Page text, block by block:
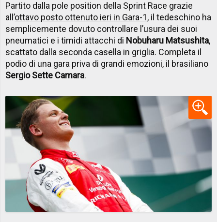
Partito dalla pole position della Sprint Race grazie
all’ottavo posto ottenuto ieri in Gara-1, il tedeschino ha
semplicemente dovuto controllare l’usura dei suoi
pneumatici e i timidi attacchi di Nobuharu Matsushita,
scattato dalla seconda casella in griglia. Completa il
podio di una gara priva di grandi emozioni, il brasiliano
Sergio Sette Camara.